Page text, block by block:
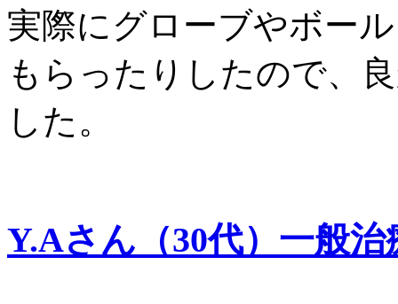
実際にグローブやボー
もらったりしたので、
した。
Y.Aさん（30代） 一般治